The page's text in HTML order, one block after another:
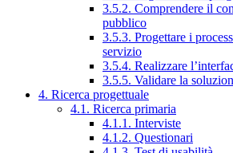
3.5.2. Comprendere il
pubblico
3.5.3. Progettare i
servizio
3.5.4. Realizzare
3.5.5. Validare la
4. Ricerca progettuale
4.1. Ricerca primaria
4.1.1. Interviste
4.1.2. Questionari